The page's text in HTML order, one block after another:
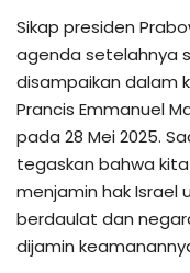
Sikap presiden
agenda setelahnya
disampaikan dalam
Prancis Emmanuel
pada 28 Mei 2025.
tegaskan bahwa
menjamin hak Israel
berdaulat dan
dijamin